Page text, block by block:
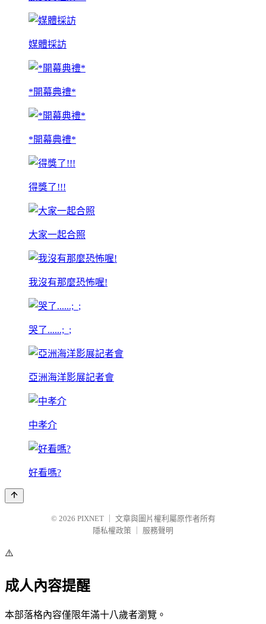
媒體採訪
*開幕典禮*
*開幕典禮*
得獎了!!!
大家一起合照
我沒有那麼恐怖喔!
哭了......;_;
亞洲海洋影展記者會
中孝介
好看嗎?
© 2026 PIXNET
文章與圖片權利屬原作者所有
隱私權政策
服務聲明
⚠️
成人內容提醒
本部落格內容僅限年滿十八歲者瀏覽。